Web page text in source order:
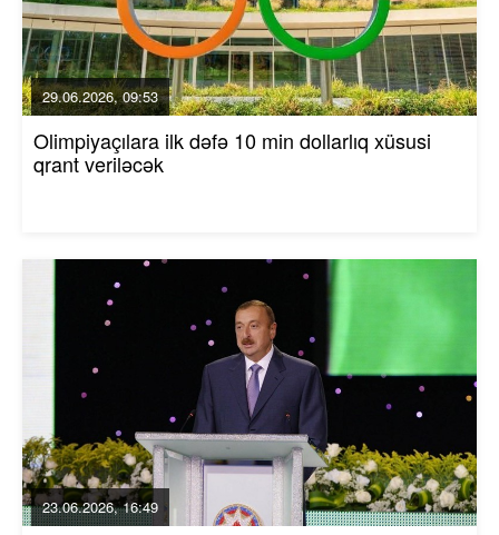
29.06.2026, 09:53
Olimpiyaçılara ilk dəfə 10 min dollarlıq xüsusi
qrant veriləcək
23.06.2026, 16:49